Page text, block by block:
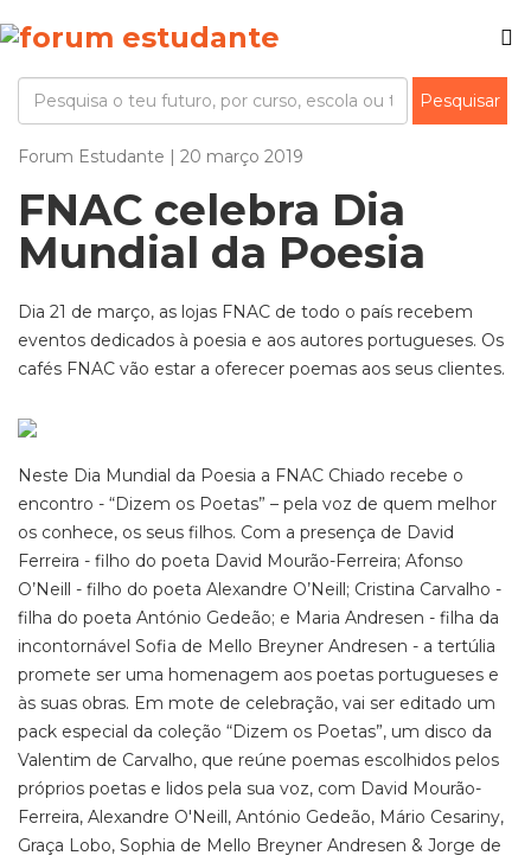
Forum Estudante | 20 março 2019
FNAC celebra Dia
Mundial da Poesia
Dia 21 de março, as lojas FNAC de todo o país recebem
eventos dedicados à poesia e aos autores portugueses. Os
cafés FNAC vão estar a oferecer poemas aos seus clientes.
Neste Dia Mundial da Poesia a FNAC Chiado recebe o
encontro - “Dizem os Poetas” – pela voz de quem melhor
os conhece, os seus filhos. Com a presença de David
Ferreira - filho do poeta David Mourão-Ferreira; Afonso
O’Neill - filho do poeta Alexandre O’Neill; Cristina Carvalho -
filha do poeta António Gedeão; e Maria Andresen - filha da
incontornável Sofia de Mello Breyner Andresen - a tertúlia
promete ser uma homenagem aos poetas portugueses e
às suas obras. Em mote de celebração, vai ser editado um
pack especial da coleção “Dizem os Poetas”, um disco da
Valentim de Carvalho, que reúne poemas escolhidos pelos
próprios poetas e lidos pela sua voz, com David Mourão-
Ferreira, Alexandre O'Neill, António Gedeão, Mário Cesariny,
Graça Lobo, Sophia de Mello Breyner Andresen & Jorge de